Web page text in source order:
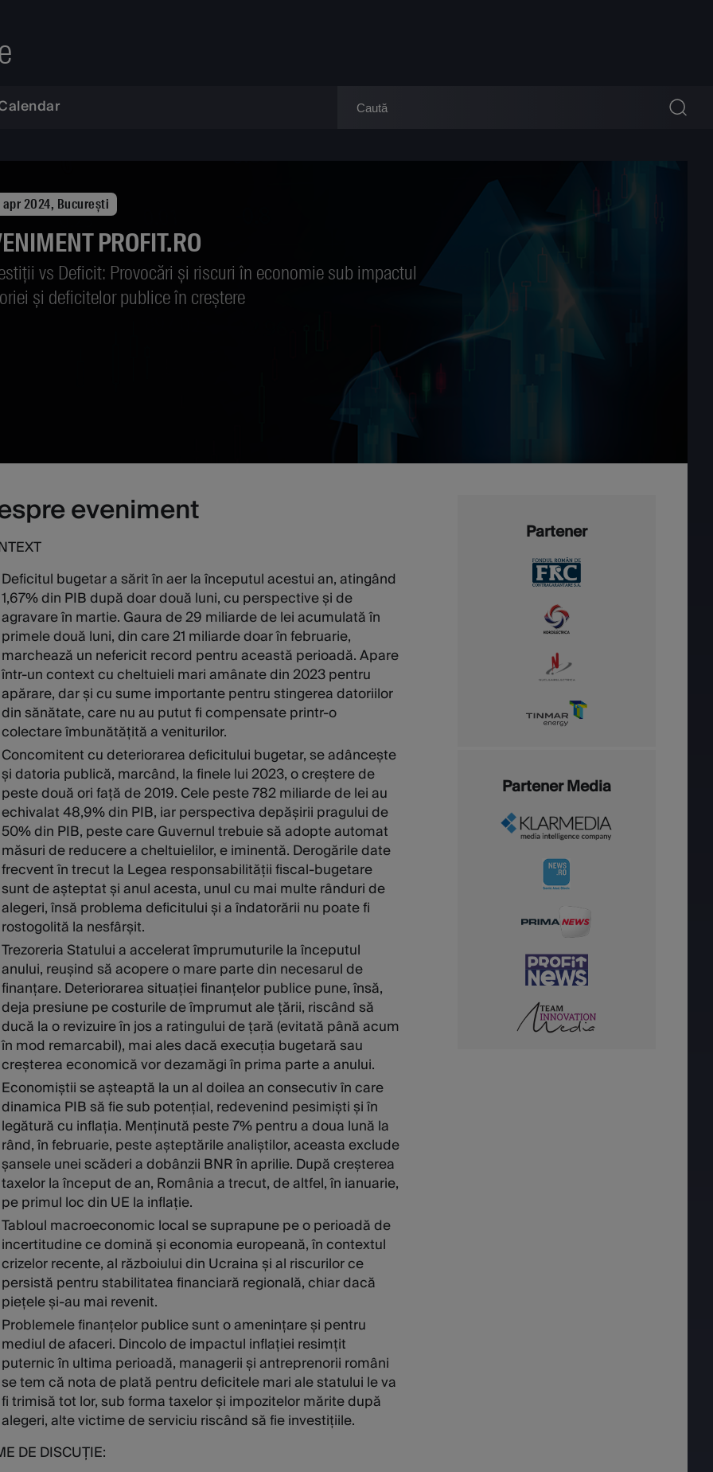
2024, București
PROFIT.RO
vs Deficit: Provocări și riscuri în economie sub impactul
și deficitelor publice în creștere
eveniment
Deficitul bugetar a sărit în aer la începutul acestui an, atingând
1,67% din PIB după doar două luni, cu perspective și de
agravare în martie. Gaura de 29 miliarde de lei acumulată în
primele două luni, din care 21 miliarde doar în februarie,
marchează un nefericit record pentru această perioadă. Apare
într-un context cu cheltuieli mari amânate din 2023 pentru
apărare, dar și cu sume importante pentru stingerea datoriilor
din sănătate, care nu au putut fi compensate printr-o
colectare îmbunătățită a veniturilor.
Concomitent cu deteriorarea deficitului bugetar, se adâncește
și datoria publică, marcând, la finele lui 2023, o creștere de
peste două ori față de 2019. Cele peste 782 miliarde de lei au
echivalat 48,9% din PIB, iar perspectiva depășirii pragului de
50% din PIB, peste care Guvernul trebuie să adopte automat
măsuri de reducere a cheltuielilor, e iminentă. Derogările date
frecvent în trecut la Legea responsabilității fiscal-bugetare
sunt de așteptat și anul acesta, unul cu mai multe rânduri de
alegeri, însă problema deficitului și a îndatorării nu poate fi
rostogolită la nesfârșit.
Trezoreria Statului a accelerat împrumuturile la începutul
anului, reușind să acopere o mare parte din necesarul de
finanțare. Deteriorarea situației finanțelor publice pune, însă,
deja presiune pe costurile de împrumut ale țării, riscând să
ducă la o revizuire în jos a ratingului de țară (evitată până acum
în mod remarcabil), mai ales dacă execuția bugetară sau
creșterea economică vor dezamăgi în prima parte a anului.
Economiștii se așteaptă la un al doilea an consecutiv în care
dinamica PIB să fie sub potențial, redevenind pesimiști și în
legătură cu inflația. Menținută peste 7% pentru a doua lună la
rând, în februarie, peste așteptările analiștilor, aceasta exclude
șansele unei scăderi a dobânzii BNR în aprilie. După creșterea
taxelor la început de an, România a trecut, de altfel, în ianuarie,
pe primul loc din UE la inflație.
Tabloul macroeconomic local se suprapune pe o perioadă de
incertitudine ce domină și economia europeană, în contextul
crizelor recente, al războiului din Ucraina și al riscurilor ce
persistă pentru stabilitatea financiară regională, chiar dacă
piețele și-au mai revenit.
Problemele finanțelor publice sunt o amenințare și pentru
mediul de afaceri. Dincolo de impactul inflației resimțit
puternic în ultima perioadă, managerii și antreprenorii români
se tem că nota de plată pentru deficitele mari ale statului le va
fi trimisă tot lor, sub forma taxelor și impozitelor mărite după
alegeri, alte victime de serviciu riscând să fie investițiile.
DE DISCUȚIE:
Partener
Partener Media